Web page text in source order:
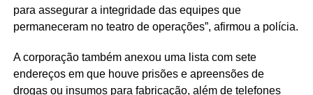
para assegurar a integridade das equipes que
permaneceram no teatro de operações”, afirmou a polícia.
A corporação também anexou uma lista com sete
endereços em que houve prisões e apreensões de
drogas ou insumos para fabricação, além de telefones